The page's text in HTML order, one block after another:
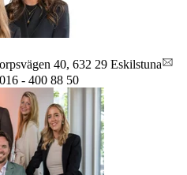
40, 632 29 Eskilstuna
016 - 400 88 50